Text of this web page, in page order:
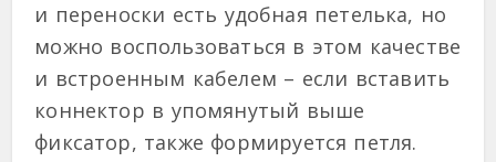
и переноски есть удобная петелька, но
можно воспользоваться в этом качестве
и встроенным кабелем – если вставить
коннектор в упомянутый выше
фиксатор, также формируется петля.